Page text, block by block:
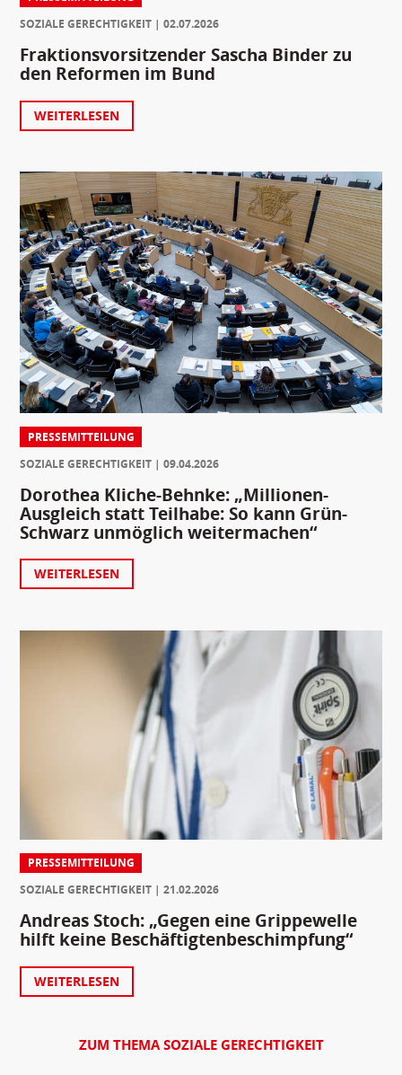
SOZIALE GERECHTIGKEIT
02.07.2026
Fraktionsvorsitzender Sascha Binder zu
den Reformen im Bund
WEITERLESEN
PRESSEMITTEILUNG
SOZIALE GERECHTIGKEIT
09.04.2026
Dorothea Kliche-Behnke: „Millionen-
Ausgleich statt Teilhabe: So kann Grün-
Schwarz unmöglich weitermachen“
WEITERLESEN
PRESSEMITTEILUNG
SOZIALE GERECHTIGKEIT
21.02.2026
Andreas Stoch: „Gegen eine Grippewelle
hilft keine Beschäftigtenbeschimpfung“
WEITERLESEN
ZUM THEMA SOZIALE GERECHTIGKEIT